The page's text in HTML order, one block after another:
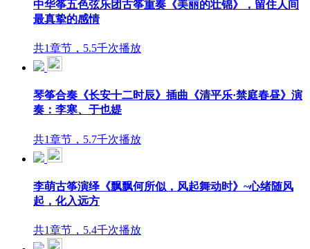
中华筝五色弦乐团古筝重奏《美丽的壮锦》，留住人间
最真挚的感情
共1章节，5.5千次播放
琴筝合奏《长安十二时辰》插曲《清平乐·禁庭春昼》演
奏：李寒、于也媞
共1章节，5.7千次播放
李萌古筝演绎《飘飘何所似，风起舞动时》~心绪随风
起，化入远方
共1章节，5.4千次播放